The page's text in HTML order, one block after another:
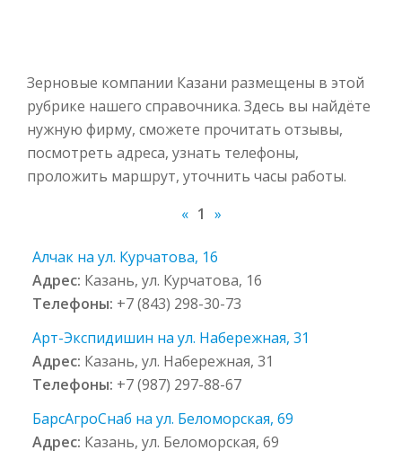
Зерновые компании Казани размещены в этой
рубрике нашего справочника. Здесь вы найдёте
нужную фирму, сможете прочитать отзывы,
посмотреть адреса, узнать телефоны,
проложить маршрут, уточнить часы работы.
« 1 »
Алчак на ул. Курчатова, 16
Адрес: Казань, ул. Курчатова, 16
Телефоны: +7 (843) 298-30-73
Арт-Экспидишин на ул. Набережная, 31
Адрес: Казань, ул. Набережная, 31
Телефоны: +7 (987) 297-88-67
БарсАгроСнаб на ул. Беломорская, 69
Адрес: Казань, ул. Беломорская, 69